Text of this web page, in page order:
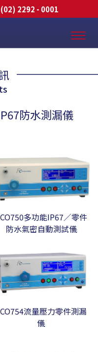
(02) 2292 - 0001
防水測漏儀
多功能IP67／零件
防水氣密自動測試儀
流量壓力零件測漏
儀